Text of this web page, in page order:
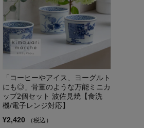
「コーヒーやアイス、ヨーグルト
にも◎」骨董のような万能ミニカ
ップ2個セット 波佐見焼【食洗
機/電子レンジ対応】
¥2,420
（税込）